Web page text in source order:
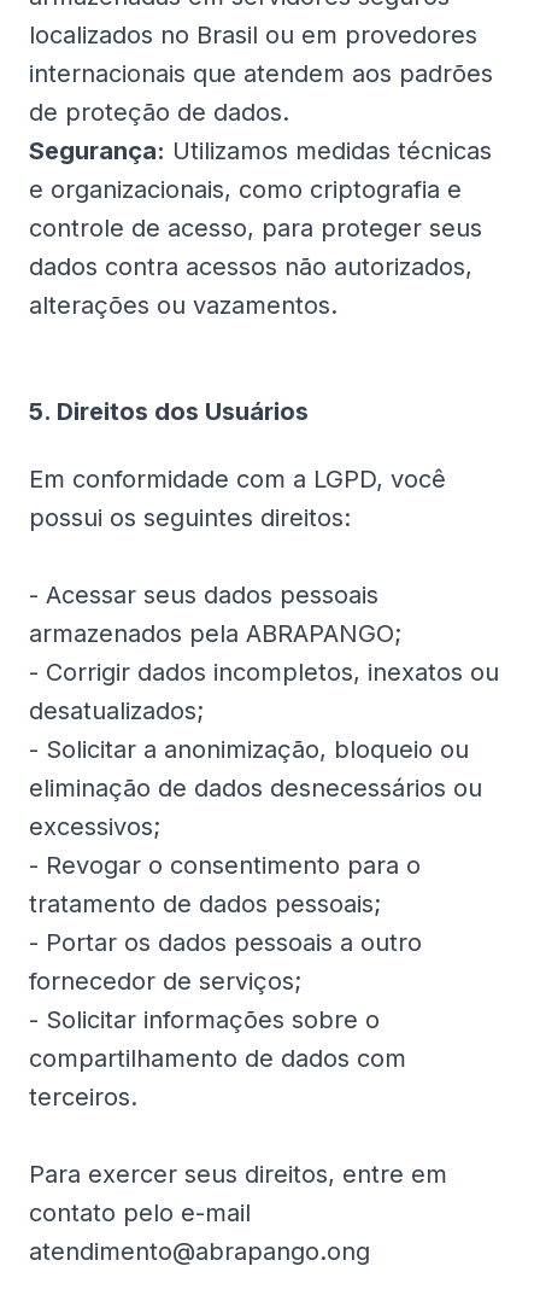
localizados no Brasil ou em provedores
internacionais que atendem aos padrões
de proteção de dados.
Segurança: Utilizamos medidas técnicas
e organizacionais, como criptografia e
controle de acesso, para proteger seus
dados contra acessos não autorizados,
alterações ou vazamentos.
5. Direitos dos Usuários
Em conformidade com a LGPD, você
possui os seguintes direitos:
- Acessar seus dados pessoais
armazenados pela ABRAPANGO;
- Corrigir dados incompletos, inexatos ou
desatualizados;
- Solicitar a anonimização, bloqueio ou
eliminação de dados desnecessários ou
excessivos;
- Revogar o consentimento para o
tratamento de dados pessoais;
- Portar os dados pessoais a outro
fornecedor de serviços;
- Solicitar informações sobre o
compartilhamento de dados com
terceiros.
Para exercer seus direitos, entre em
contato pelo e-mail
atendimento@abrapango.ong